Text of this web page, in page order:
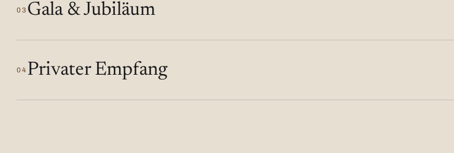
03 Gala & Jubiläum
04 Privater Empfang